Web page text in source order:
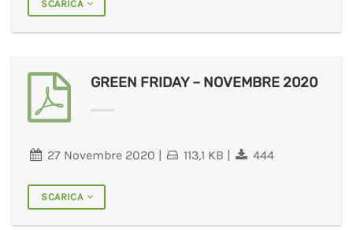
SCARICA
GREEN FRIDAY – NOVEMBRE 2020
27 Novembre 2020 | 113,1 KB | 444
SCARICA